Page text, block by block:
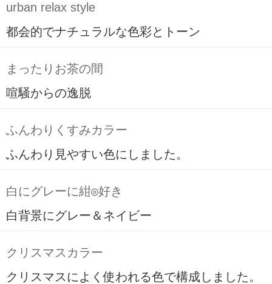
urban relax style
都会的でナチュラルな色彩とトーン
まったりお茶の間
喧騒からの逸脱
ふんわりくすみカラー
ふんわり見やすい色にしました。
白にグレーに紺◎好き
白背景にグレー＆ネイビー
クリスマスカラー
クリスマスによく使われる色で構成しました。